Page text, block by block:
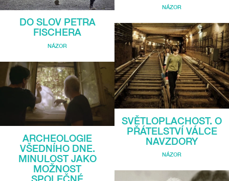
DO SLOV PETRA
FISCHERA
NÁZOR
ARCHEOLOGIE
VŠEDNÍHO DNE.
MINULOST JAKO
MOŽNOST
SPOLEČNÉ
NÁZOR
SVĚTLOPLACHOST. O
PŘÁTELSTVÍ VÁLCE
NAVZDORY
NÁZOR